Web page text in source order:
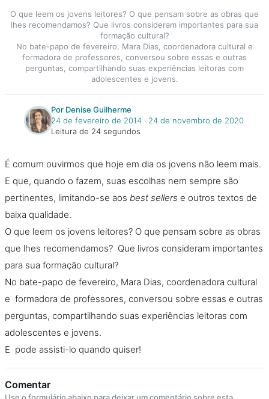
O que leem os jovens leitores? O que pensam sobre as obras que
lhes recomendamos? Que livros consideram importantes para sua
formação cultural?
No bate-papo de fevereiro, Mara Dias, coordenadora cultural e
formadora de professores, conversou sobre essas e outras
perguntas, compartilhando suas experiências leitoras com
adolescentes e jovens.
Por Denise Guilherme
24 de fevereiro de 2014‧ 24 de novembro de 2020
Leitura de 24 segundos
É comum ouvirmos que hoje em dia os jovens não leem mais.
E que, quando o fazem, suas escolhas nem sempre são
pertinentes, limitando-se aos best sellers e outros textos de
baixa qualidade.
O que leem os jovens leitores? O que pensam sobre as obras
que lhes recomendamos? Que livros consideram importantes
para sua formação cultural?
No bate-papo de fevereiro, Mara Dias, coordenadora cultural
e formadora de professores, conversou sobre essas e outras
perguntas, compartilhando suas experiências leitoras com
adolescentes e jovens.
E pode assisti-lo quando quiser!
Comentar